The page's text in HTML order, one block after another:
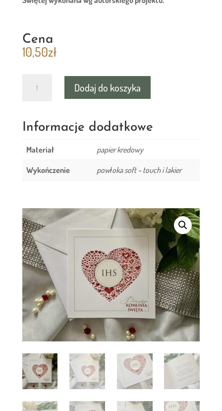
Cena
10,50zł
Św.
-
kartka
okolicznościowa
Dodaj do koszyka
Informacje dodatkowe
Materiał papier kredowy
Wykończenie powłoka soft – touch i lakier